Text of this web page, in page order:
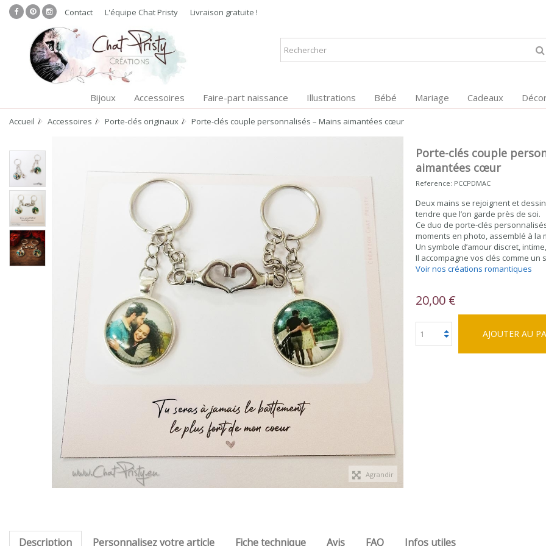
Contact L'équipe Chat Pristy Livraison gratuite !
Bijoux Accessoires Faire-part naissance Illustrations Bébé Mariage Cadeaux
Accueil Accessoires Porte-clés originaux Porte-clés couple personnalisés – Mains aimantées cœur
Agrandir
Porte-clés couple
aimantées cœur
Reference: PCCPDMAC
Deux mains se rejoignent et
tendre que l’on garde près de soi.
Ce duo de porte-clés
moments en photo, assemblé à la
Un symbole d’amour discret,
Il accompagne vos clés comme un
Voir nos créations romantiques
20,00 €
AJOUTER AU
Description Personnalisez votre article Fiche technique Avis FAQ Infos utiles